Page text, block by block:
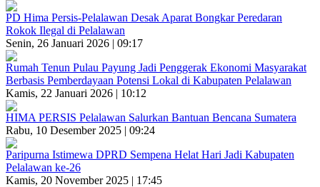
PD Hima Persis-Pelalawan Desak Aparat Bongkar Peredaran
Rokok Ilegal di Pelalawan
Senin, 26 Januari 2026 | 09:17
Rumah Tenun Pulau Payung Jadi Penggerak Ekonomi Masyarakat
Berbasis Pemberdayaan Potensi Lokal di Kabupaten Pelalawan
Kamis, 22 Januari 2026 | 10:12
HIMA PERSIS Pelalawan Salurkan Bantuan Bencana Sumatera
Rabu, 10 Desember 2025 | 09:24
Paripurna Istimewa DPRD Sempena Helat Hari Jadi Kabupaten
Pelalawan ke-26
Kamis, 20 November 2025 | 17:45